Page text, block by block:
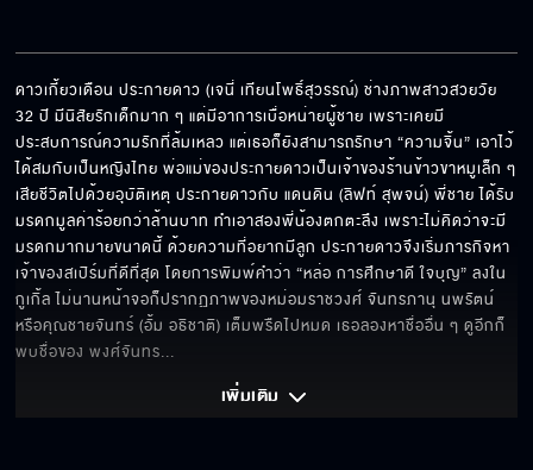
ดาวเกี้ยวเดือน ประกายดาว (เจนี่ เทียนโพธิ์สุวรรณ์) ช่างภาพสาวสวยวัย
32 ปี มีนิสัยรักเด็กมาก ๆ แต่มีอาการเบื่อหน่ายผู้ชาย เพราะเคยมี
ประสบการณ์ความรักที่ล้มเหลว แต่เธอก็ยังสามารถรักษา “ความจิ้น” เอาไว้
ได้สมกับเป็นหญิงไทย พ่อแม่ของประกายดาวเป็นเจ้าของร้านข้าวขาหมูเล็ก ๆ
เสียชีวิตไปด้วยอุบัติเหตุ ประกายดาวกับ แดนดิน (ลิฟท์ สุพจน์) พี่ชาย ได้รับ
มรดกมูลค่าร้อยกว่าล้านบาท ทำเอาสองพี่น้องตกตะลึง เพราะไม่คิดว่าจะมี
มรดกมากมายขนาดนี้ ด้วยความที่อยากมีลูก ประกายดาวจึงเริ่มภารกิจหา
เจ้าของสเปิร์มที่ดีที่สุด โดยการพิมพ์คำว่า “หล่อ การศึกษาดี ใจบุญ” ลงใน
กูเกิ้ล ไม่นานหน้าจอก็ปรากฏภาพของหม่อมราชวงศ์ จันทรภานุ นพรัตน์
หรือคุณชายจันทร์ (อั้ม อธิชาติ) เต็มพรืดไปหมด เธอลองหาชื่ออื่น ๆ ดูอีกก็
พบชื่อของ พงศ์จันทร...
เพิ่มเติม